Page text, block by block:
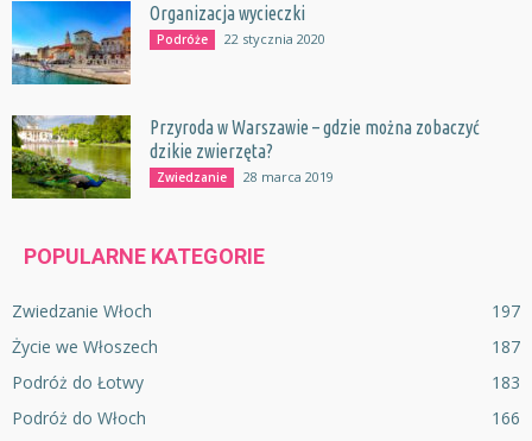
Organizacja wycieczki
Podróże 22 stycznia 2020
Przyroda w Warszawie – gdzie można zobaczyć
dzikie zwierzęta?
Zwiedzanie 28 marca 2019
POPULARNE KATEGORIE
Zwiedzanie Włoch
197
Życie we Włoszech
187
Podróż do Łotwy
183
Podróż do Włoch
166